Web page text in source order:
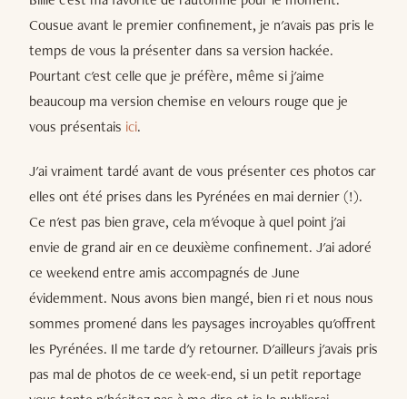
Cousue avant le premier confinement, je n'avais pas pris le
temps de vous la présenter dans sa version hackée.
Pourtant c'est celle que je préfère, même si j'aime
beaucoup ma version chemise en velours rouge que je
vous présentais ici.
J'ai vraiment tardé avant de vous présenter ces photos car
elles ont été prises dans les Pyrénées en mai dernier (!).
Ce n'est pas bien grave, cela m'évoque à quel point j'ai
envie de grand air en ce deuxième confinement. J'ai adoré
ce weekend entre amis accompagnés de June
évidemment. Nous avons bien mangé, bien ri et nous nous
sommes promené dans les paysages incroyables qu'offrent
les Pyrénées. Il me tarde d'y retourner. D'ailleurs j'avais pris
pas mal de photos de ce week-end, si un petit reportage